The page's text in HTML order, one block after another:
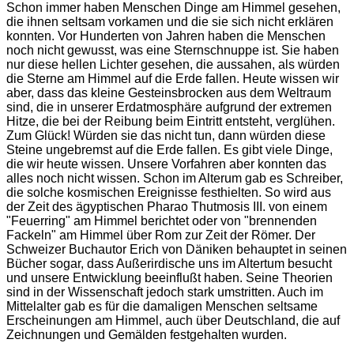
Schon immer haben Menschen Dinge am Himmel gesehen,
die ihnen seltsam vorkamen und die sie sich nicht erklären
konnten. Vor Hunderten von Jahren haben die Menschen
noch nicht gewusst, was eine Sternschnuppe ist. Sie haben
nur diese hellen Lichter gesehen, die aussahen, als würden
die Sterne am Himmel auf die Erde fallen. Heute wissen wir
aber, dass das kleine Gesteinsbrocken aus dem Weltraum
sind, die in unserer Erdatmosphäre aufgrund der extremen
Hitze, die bei der Reibung beim Eintritt entsteht, verglühen.
Zum Glück! Würden sie das nicht tun, dann würden diese
Steine ungebremst auf die Erde fallen. Es gibt viele Dinge,
die wir heute wissen. Unsere Vorfahren aber konnten das
alles noch nicht wissen. Schon im Alterum gab es Schreiber,
die solche kosmischen Ereignisse festhielten. So wird aus
der Zeit des ägyptischen Pharao Thutmosis III. von einem
"Feuerring" am Himmel berichtet oder von "brennenden
Fackeln" am Himmel über Rom zur Zeit der Römer. Der
Schweizer Buchautor Erich von Däniken behauptet in seinen
Bücher sogar, dass Außerirdische uns im Altertum besucht
und unsere Entwicklung beeinflußt haben. Seine Theorien
sind in der Wissenschaft jedoch stark umstritten. Auch im
Mittelalter gab es für die damaligen Menschen seltsame
Erscheinungen am Himmel, auch über Deutschland, die auf
Zeichnungen und Gemälden festgehalten wurden.